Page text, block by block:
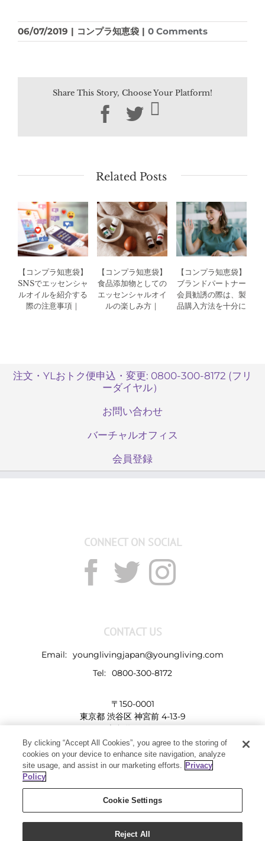
06/07/2019 | コンプラ知恵袋 | 0 Comments
Share This Story, Choose Your Platform!
Facebook
Twitter
Related Posts
【コンプラ知恵袋】
SNSでエッセンシャ
ルオイルを紹介する
際の注意事項｜
【コンプラ知恵袋】
食品添加物としての
エッセンシャルオイ
ルの楽しみ方｜
【コンプラ知恵袋】
ブランドパートナー
会員勧誘の際は、製
品購入方法を十分に
注文・YLおトク便申込・変更: 0800-300-8172 (フリ
ーダイヤル）
お問い合わせ
バーチャルオフィス
会員登録
CONNECT ON SOCIAL
CONTACT US
Email: younglivingjapan@youngliving.com
Tel: 0800-300-8172
〒150-0001
東京都 渋谷区 神宮前 4-13-9
Copyright 2019 - Young Living Essential Oils | All Rights Reserved
By clicking “Accept All Cookies”, you agree to the storing of
cookies on your device to enhance site navigation, analyze
site usage, and assist in our marketing efforts. Privacy
Policy
Cookie Settings
Reject All